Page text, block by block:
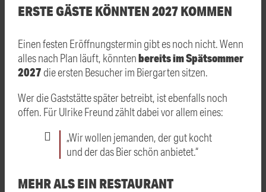
ERSTE GÄSTE KÖNNTEN 2027 KOMMEN
Einen festen Eröffnungstermin gibt es noch nicht. Wenn
alles nach Plan läuft, könntenbereits im Spätsommer
2027 die ersten Besucher im Biergarten sitzen.
Wer die Gaststätte später betreibt, ist ebenfalls noch
offen. Für Ulrike Freund zählt dabei vor allem eines:
„Wir wollen jemanden, der gut kocht
und der das Bier schön anbietet.“
MEHR ALS EIN RESTAURANT